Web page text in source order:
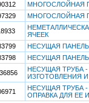
МНОГОСЛОЙНАЯ
МНОГОСЛОЙНАЯ
ЯЧЕЕК
НЕСУЩАЯ
НЕСУЩАЯ
НЕСУЩАЯ ТРУБА
ИЗГОТОВЛЕНИЯ
НЕСУЩАЯ ТРУБА
ОПРАВКА ДЛЯ ЕЕ